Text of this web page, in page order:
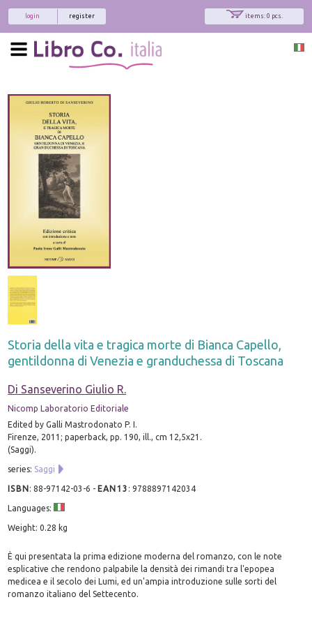
items: 0 pcs.
register
login
Storia della vita e tragica morte di Bianca Capello,
gentildonna di Venezia e granduchessa di Toscana
Di Sanseverino Giulio R.
Nicomp Laboratorio Editoriale
Edited by Galli Mastrodonato P. I.
Firenze, 2011; paperback, pp. 190, ill., cm 12,5x21.
(Saggi).
series: Saggi
ISBN:88-97142-03-6 - EAN13 :9788897142034
Languages:
Weight: 0.28 kg
È qui presentata la prima edizione moderna del romanzo, con le note
esplicative che rendono palpabile la densità dei rimandi tra l'epopea
medicea e il secolo dei Lumi, ed un'ampia introduzione sulle sorti del
romanzo italiano del Settecento.